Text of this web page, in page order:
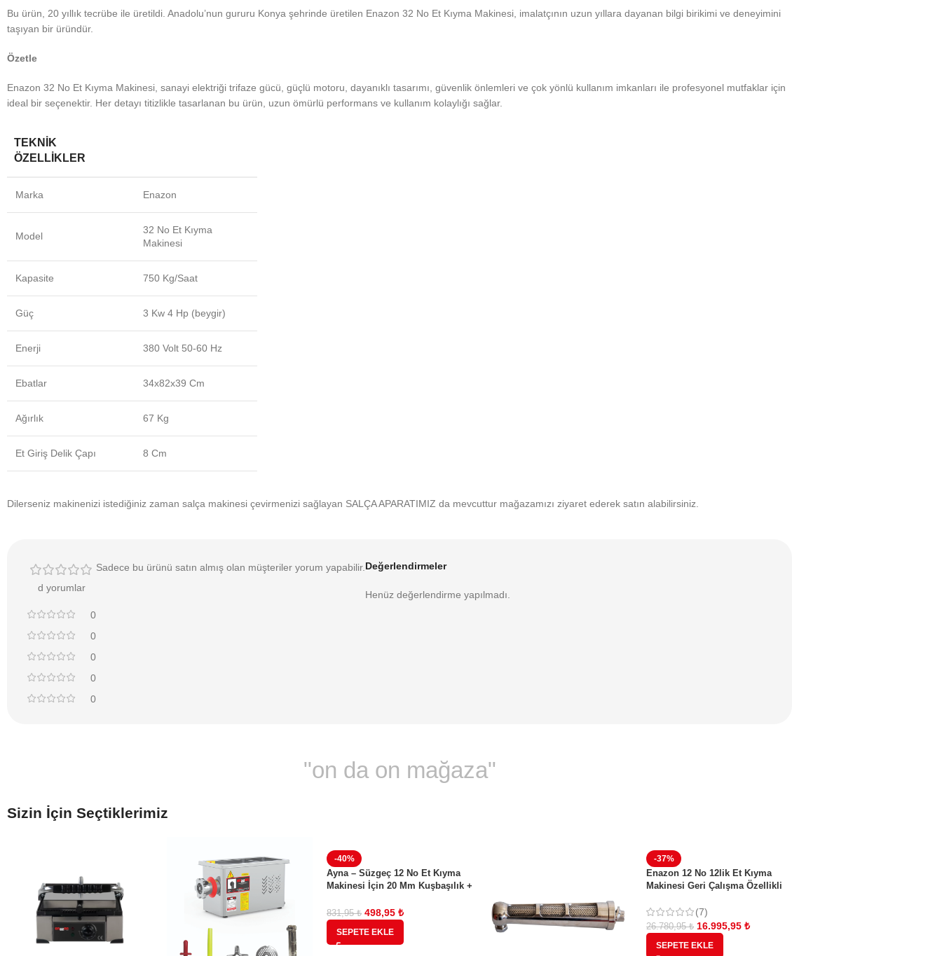
Bu ürün, 20 yıllık tecrübe ile üretildi. Anadolu’nun gururu Konya şehrinde üretilen Enazon 32 No Et Kıyma Makinesi, imalatçının uzun yıllara dayanan bilgi birikimi ve deneyimini
taşıyan bir üründür.
Özetle
Enazon 32 No Et Kıyma Makinesi, sanayi elektriği trifaze gücü, güçlü motoru, dayanıklı tasarımı, güvenlik önlemleri ve çok yönlü kullanım imkanları ile profesyonel mutfaklar için
ideal bir seçenektir. Her detayı titizlikle tasarlanan bu ürün, uzun ömürlü performans ve kullanım kolaylığı sağlar.
TEKNİK
ÖZELLİKLER
Marka Enazon
Model
32 No Et Kıyma
Makinesi
Kapasite 750 Kg/Saat
Güç 3 Kw 4 Hp (beygir)
Enerji 380 Volt 50-60 Hz
Ebatlar 34x82x39 Cm
Ağırlık 67 Kg
Et Giriş Delik Çapı 8 Cm
Dilerseniz makinenizi istediğiniz zaman salça makinesi çevirmenizi sağlayan SALÇA APARATIMIZ da mevcuttur mağazamızı ziyaret ederek satın alabilirsiniz.
d yorumlar
0
0
0
0
0
Değerlendirmeler
Henüz değerlendirme yapılmadı.
Sadece bu ürünü satın almış olan müşteriler yorum yapabilir.
"on da on mağaza"
Sizin İçin Seçtiklerimiz
-40%
Ayna – Süzgeç 12 No Et Kıyma
Makinesi İçin 20 Mm Kuşbaşılık +
831,95₺ 498,95 ₺
SEPETE EKLE
-37%
Enazon 12 No 12lik Et Kıyma
Makinesi Geri Çalışma Özellikli
APARATLI (7)
26.780,95₺ 16.995,95 ₺
SEPETE EKLE